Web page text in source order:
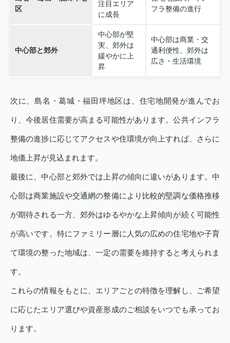
区
注目エリア
に成長
フラ整備の進行
中心部と郊外
中心部が堅
実、郊外は
緩やかに上
昇
中心部は商業・交
通利便性、郊外は
広さ・生活環境
次に、島名・葛城・福田坪地区は、住宅地開発が進んでお
り、今後居住需要が高まる可能性があります。公共インフラ
整備の進捗に応じてアクセスや住環境が向上すれば、さらに
地価上昇が見込まれます。
最後に、中心部と郊外では上昇の傾向に違いがあります。中
心部は商業施設や交通網の整備により比較的堅調な価格推移
が期待される一方、郊外はゆるやかな上昇傾向が続く可能性
が高いです。特にファミリー層に人気の広めの住宅地や子育
て環境の整った地域は、一定の需要を維持すると考えられま
す。
これらの情報をもとに、エリアごとの特徴を理解し、ご希望
に応じたエリア選びや資産形成のご相談をいつでも承ってお
ります。